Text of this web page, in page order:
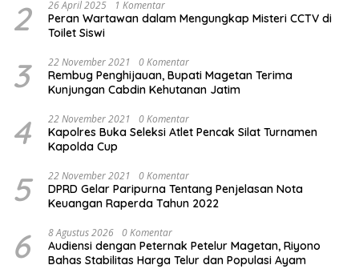
2 26 April 2025 1 Komentar
Peran Wartawan dalam Mengungkap Misteri CCTV di
Toilet Siswi
3 22 November 2021 0 Komentar
Rembug Penghijauan, Bupati Magetan Terima
Kunjungan Cabdin Kehutanan Jatim
4 22 November 2021 0 Komentar
Kapolres Buka Seleksi Atlet Pencak Silat Turnamen
Kapolda Cup
5 22 November 2021 0 Komentar
DPRD Gelar Paripurna Tentang Penjelasan Nota
Keuangan Raperda Tahun 2022
6 8 Agustus 2026 0 Komentar
Audiensi dengan Peternak Petelur Magetan, Riyono
Bahas Stabilitas Harga Telur dan Populasi Ayam